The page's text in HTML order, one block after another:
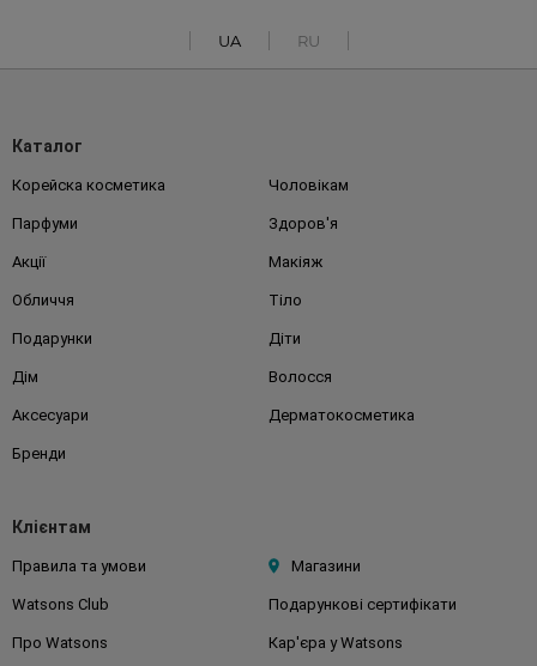
UA RU
Каталог
Корейска косметика Чоловікам
Парфуми Здоров'я
Акції Макіяж
Обличчя Тіло
Подарунки Діти
Дім Волосся
Аксесуари Дерматокосметика
Бренди
Клієнтам
Правила та умови Магазини
Watsons Club Подарункові сертифікати
Про Watsons Кар'єра у Watsons